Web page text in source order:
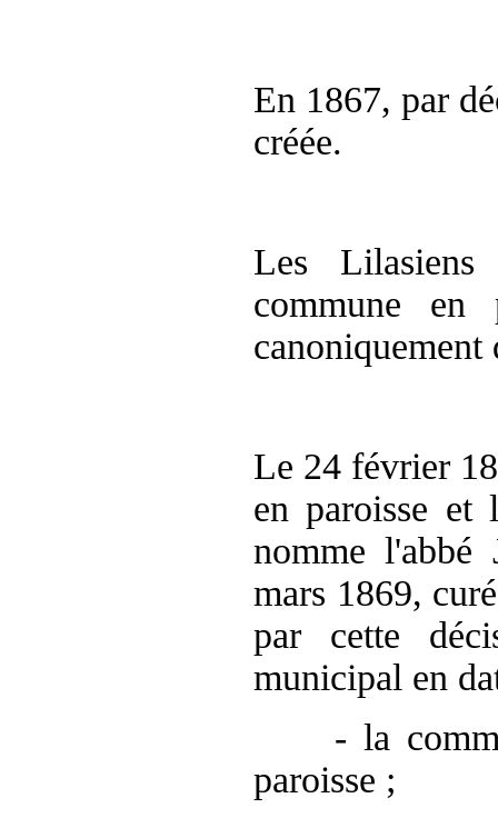
En 1867, par
créée.
Les
commune
Le 24 février
en paroisse et
nomme l'abbé
mars 1869,
par cette
municipal en
- la
paroisse ;